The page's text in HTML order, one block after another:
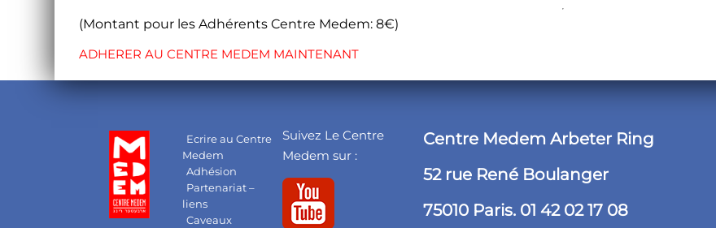
(Montant pour les Adhérents Centre Medem: 8€)
ADHERER AU CENTRE MEDEM MAINTENANT
Ecrire au Centre
Medem
Adhésion
Partenariat –
liens
Caveaux
Suivez Le Centre
Medem sur :
Centre Medem Arbeter Ring
52 rue René Boulanger
75010 Paris. 01 42 02 17 08